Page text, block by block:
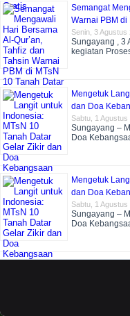
Semangat
Warnai PBM di
Senin, 3 Agustus
Sungayang , 3
kegiatan
Mengetuk
dan Doa
Sabtu, 1 Agustus
Sungayang –
Doa
Mengetuk
dan Doa
Sabtu, 1 Agustus
Sungayang –
Doa